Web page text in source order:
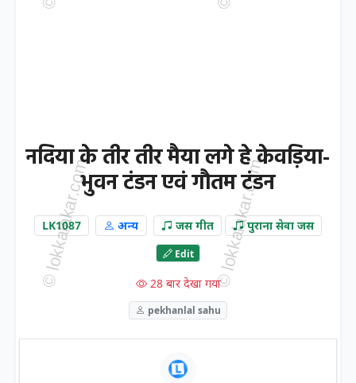
नदिया के तीर तीर मैया लगे हे केवड़िया-
भुवन टंडन एवं गौतम टंडन
LK1087 अन्य जस गीत पुराना सेवा जस
Edit
28 बार देखा गया
pekhanlal sahu